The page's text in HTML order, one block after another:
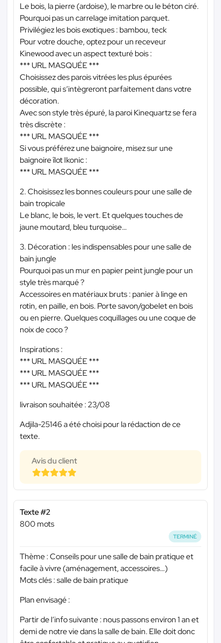
Le bois, la pierre (ardoise), le marbre ou le béton ciré.
Pourquoi pas un carrelage imitation parquet.
Privilégiez les bois exotiques : bambou, teck
Pour votre douche, optez pour un receveur
Kinewood avec un aspect texturé bois :
*** URL MASQUÉE ***
Choisissez des parois vitrées les plus épurées
possible, qui s’intègreront parfaitement dans votre
décoration.
Avec son style très épuré, la paroi Kinequartz se fera
très discrète :
*** URL MASQUÉE ***
Si vous préférez une baignoire, misez sur une
baignoire îlot Ikonic :
*** URL MASQUÉE ***
2. Choisissez les bonnes couleurs pour une salle de
bain tropicale
Le blanc, le bois, le vert. Et quelques touches de
jaune moutard, bleu turquoise…
3. Décoration : les indispensables pour une salle de
bain jungle
Pourquoi pas un mur en papier peint jungle pour un
style très marqué ?
Accessoires en matériaux bruts : panier à linge en
rotin, en paille, en bois. Porte savon/gobelet en bois
ou en pierre. Quelques coquillages ou une coque de
noix de coco ?
Inspirations :
*** URL MASQUÉE ***
*** URL MASQUÉE ***
*** URL MASQUÉE ***
livraison souhaitée : 23/08
Adjila-25146 a été choisi pour la rédaction de ce
texte.
Avis du client
Texte #2
800 mots
TERMINÉ
Thème : Conseils pour une salle de bain pratique et
facile à vivre (aménagement, accessoires…)
Mots clés : salle de bain pratique
Plan envisagé :
Partir de l’info suivante : nous passons environ 1 an et
demi de notre vie dans la salle de bain. Elle doit donc